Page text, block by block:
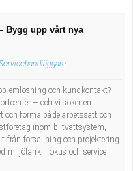
Bygg upp vårt nya
och kundkontakt?
– och vi söker en
forma både arbetssätt och
inom biltvättsystem,
från försäljning och projektering
miljötänk i fokus och service